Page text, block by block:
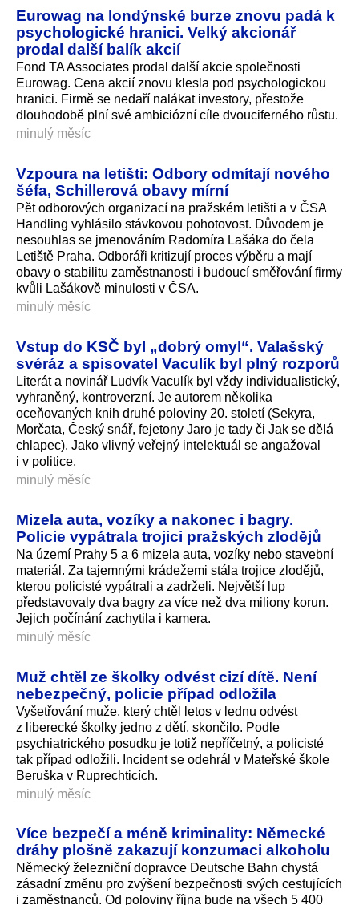
Eurowag na londýnské burze znovu padá k
psychologické hranici. Velký akcionář
prodal další balík akcií
Fond TA Associates prodal další akcie společnosti
Eurowag. Cena akcií znovu klesla pod psychologickou
hranici. Firmě se nedaří nalákat investory, přestože
dlouhodobě plní své ambiciózní cíle dvouciferného růs­tu.
minulý měsíc
Vzpoura na letišti: Odbory odmítají nového
šéfa, Schillerová obavy mírní
Pět odborových organizací na pražském letišti a v ČSA
Handling vyhlásilo stávkovou pohotovost. Důvodem je
nesouhlas se jmenováním Radomíra Lašáka do čela
Letiště Praha. Odboráři kritizují proces výběru a mají
obavy o stabilitu zaměstnanosti i budoucí směřování firmy
kvůli Lašákově minulosti v ČSA.
minulý měsíc
Vstup do KSČ byl „dobrý omyl“. Valašský
svéráz a spisovatel Vaculík byl plný rozporů
Literát a novinář Ludvík Vaculík byl vždy individualistický,
vyhraněný, kontroverzní. Je autorem několika
oceňovaných knih druhé poloviny 20. století (Sekyra,
Morčata, Český snář, fejetony Jaro je tady či Jak se dělá
chlapec). Jako vlivný veřejný intelektuál se angažoval
i v politice.
minulý měsíc
Mizela auta, vozíky a nakonec i bagry.
Policie vypátrala trojici pražských zlodějů
Na území Prahy 5 a 6 mizela auta, vozíky nebo stavební
materiál. Za tajemnými krádežemi stála trojice zlodějů,
kterou policisté vypátrali a zadrželi. Největší lup
představovaly dva bagry za více než dva miliony korun.
Jejich počínání zachytila i kamera.
minulý měsíc
Muž chtěl ze školky odvést cizí dítě. Není
nebezpečný, policie případ odložila
Vyšetřování muže, který chtěl letos v lednu odvést
z liberecké školky jedno z dětí, skončilo. Podle
psychiatrického posudku je totiž nepříčetný, a policisté
tak případ odložili. Incident se odehrál v Mateřské škole
Beruška v Ruprechticích.
minulý měsíc
Více bezpečí a méně kriminality: Německé
dráhy plošně zakazují konzumaci alkoholu
Německý železniční dopravce Deutsche Bahn chystá
zásadní změnu pro zvýšení bezpečnosti svých cestujících
i zaměstnanců. Od poloviny října bude na všech 5 400